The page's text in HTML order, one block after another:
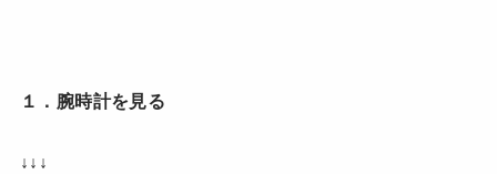
１．腕時計を見る
↓↓↓